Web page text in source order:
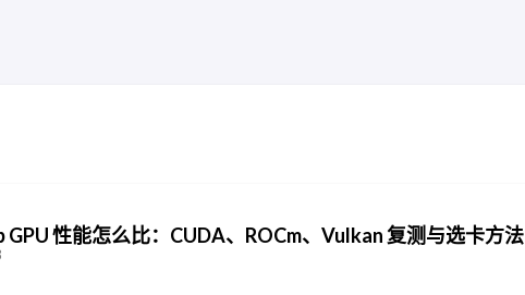
GPU 性能怎么比：CUDA、ROCm、Vulkan 复测与选卡方法